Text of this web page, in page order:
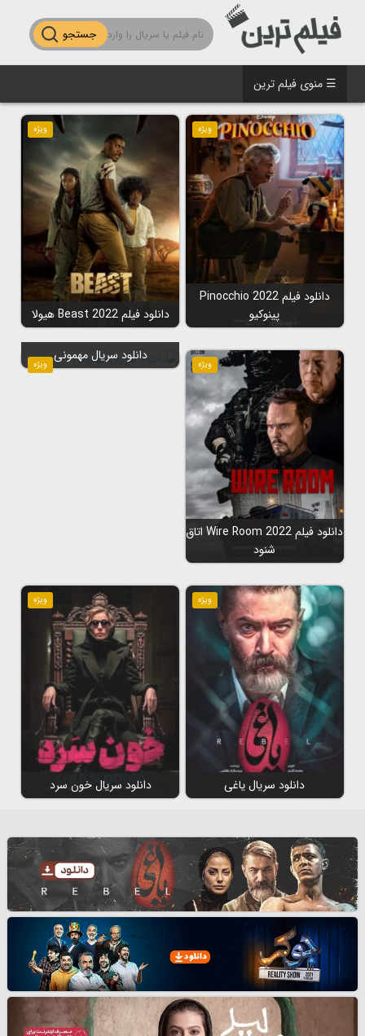
جستجو
☰ منوی فیلم ترین
ویژه
دانلود فیلم Pinocchio 2022
پینوکیو
ویژه
دانلود فیلم Beast 2022 هیولا
ویژه
دانلود فیلم Wire Room 2022 اتاق
شنود
ویژه
دانلود سریال مهمونی
ویژه
دانلود سریال یاغی
ویژه
دانلود سریال خون سرد